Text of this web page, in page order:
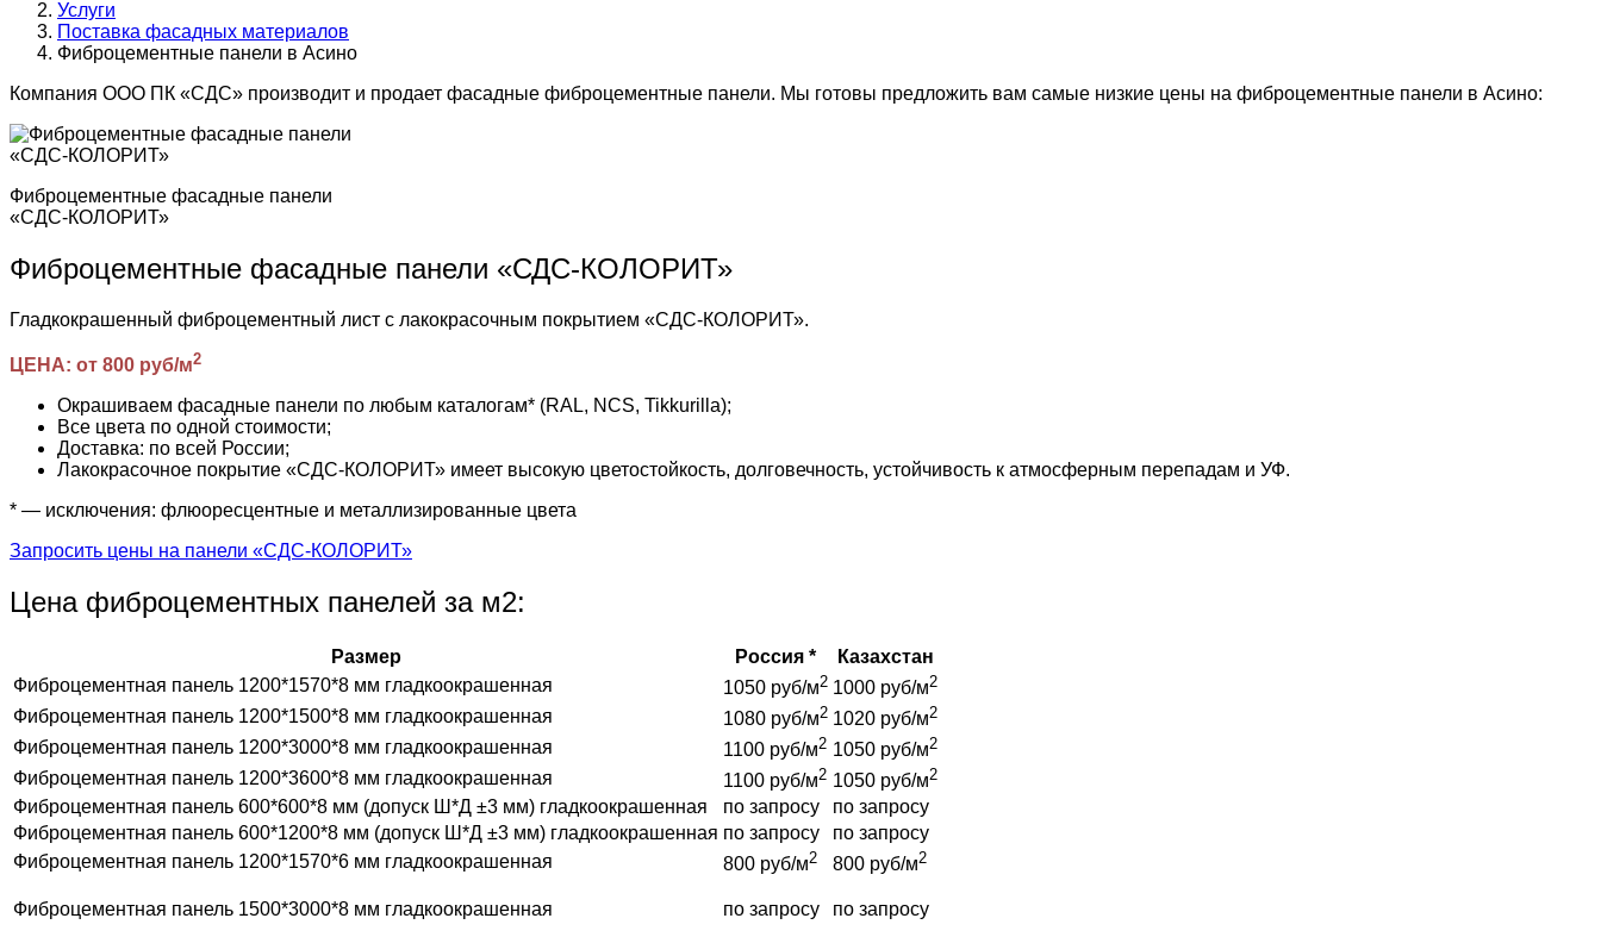
Услуги
Поставка фасадных материалов
Фиброцементные панели в Асино
Компания ООО ПК «СДС» производит и продает фасадные фиброцементные панели. Мы готовы предложить вам самые низкие цены на фиброцементные панели в Асино:
Фиброцементные фасадные панели
«СДС-КОЛОРИТ»
Фиброцементные фасадные панели «СДС-КОЛОРИТ»
Гладкокрашенный фиброцементный лист с лакокрасочным покрытием «СДС-КОЛОРИТ».
ЦЕНА: от 800 руб/м2
Окрашиваем фасадные панели по любым каталогам* (RAL, NCS, Tikkurilla);
Все цвета по одной стоимости;
Доставка: по всей России;
Лакокрасочное покрытие «СДС-КОЛОРИТ» имеет высокую цветостойкость, долговечность, устойчивость к атмосферным перепадам и УФ.
* — исключения: флюоресцентные и металлизированные цвета
Запросить цены на панели «СДС-КОЛОРИТ»
Цена фиброцементных панелей за м2:
Размер Россия *
Казахстан
Фиброцементная панель 1200*1570*8 мм гладкоокрашенная
1050 руб/м2 1000 руб/м2
Фиброцементная панель 1200*1500*8 мм гладкоокрашенная 1080 руб/м2 1020 руб/м2
Фиброцементная панель 1200*3000*8 мм гладкоокрашенная 1100 руб/м2 1050 руб/м2
Фиброцементная панель 1200*3600*8 мм гладкоокрашенная 1100 руб/м2 1050 руб/м2
Фиброцементная панель 600*600*8 мм (допуск Ш*Д ±3 мм) гладкоокрашенная по запросу
по запросу
Фиброцементная панель 600*1200*8 мм (допуск Ш*Д ±3 мм) гладкоокрашенная по запросу
по запросу
Фиброцементная панель 1200*1570*6 мм гладкоокрашенная
800 руб/м2 800 руб/м2
Фиброцементная панель 1500*3000*8 мм гладкоокрашенная по запросу по запросу